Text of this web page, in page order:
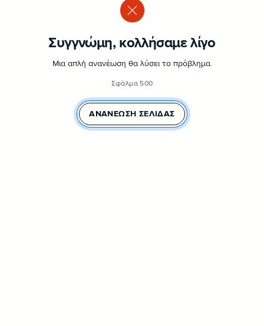
Συγγνώμη, κολλήσαμε λίγο
Μια απλή ανανέωση θα λύσει το πρόβλημα.
Σφάλμα 500
ΑΝΑΝΈΩΣΗ ΣΕΛΊΔΑΣ